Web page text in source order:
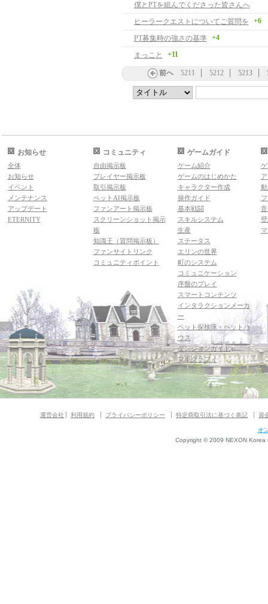
僕とPTを組んでくださった皆さんへ
ヒーラークエストについてご質問を
+6
PT募集時の強さの基準 +4
まっこと +11
前へ 5211 5212 5213
お知らせ
全体
お知らせ
イベント
メンテナンス
アップデート
ETERNITY
コミュニティ
自由掲示板
プレイヤー掲示板
取引掲示板
ペットAI掲示板
ファンアート掲示板
スクリーンショット掲示
板
知識王（質問掲示板）
ファンサイトリンク
コミュニティポイント
ゲームガイド
ゲーム紹介
ゲームのはじめかた
キャラクター作成
操作ガイド
基本戦闘
スキルシステム
生産
ステータス
エリンの世界
町のシステム
コミュニケーション
序盤のプレイ
スマートコンテンツ
インタラクションメーカ
ー
ペット探検隊・ペットハ
ウス
ダンジョンガイド
マギグラフィ
運営会社 利用規約 プライバシーポリシー 特定商取引法に基づく表記 資
オ
Copyright © 2009 NEXON Korea